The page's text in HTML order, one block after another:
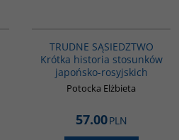
TRUDNE SĄSIEDZTWO
Krótka historia stosunków
japońsko-rosyjskich
Potocka Elżbieta
57.00PLN